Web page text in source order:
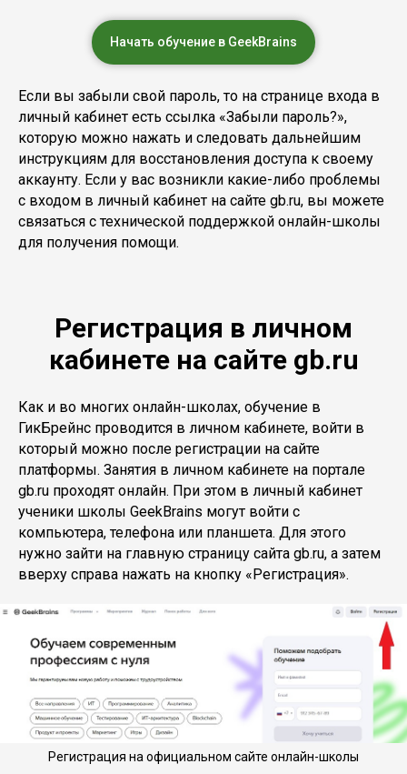
Начать обучение в GeekBrains
Если вы забыли свой пароль, то на странице входа в
личный кабинет есть ссылка «Забыли пароль?»,
которую можно нажать и следовать дальнейшим
инструкциям для восстановления доступа к своему
аккаунту. Если у вас возникли какие-либо проблемы
с входом в личный кабинет на сайте gb.ru, вы можете
связаться с технической поддержкой онлайн-школы
для получения помощи.
Регистрация в личном
кабинете на сайте gb.ru
Как и во многих онлайн-школах, обучение в
ГикБрейнс проводится в личном кабинете, войти в
который можно после регистрации на сайте
платформы. Занятия в личном кабинете на портале
gb.ru проходят онлайн. При этом в личный кабинет
ученики школы GeekBrains могут войти с
компьютера, телефона или планшета. Для этого
нужно зайти на главную страницу сайта gb.ru, а затем
вверху справа нажать на кнопку «Регистрация».
Регистрация на официальном сайте онлайн-школы